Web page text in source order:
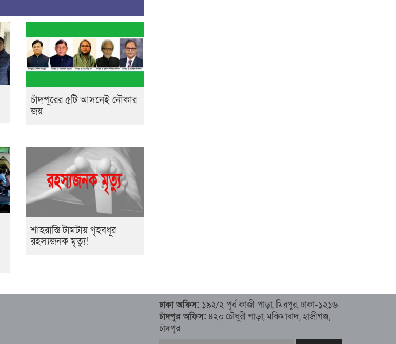
চাঁদপুরের ৫টি আসনেই নৌকার
জয়
শাহরাস্তি টামটায় গৃহবধূর
রহস্যজনক মৃত্যু!
ঢাকা অফিস: ১৯২/২ পূর্ব কাজী পাড়া, মিরপুর, ঢাকা-১২১৬
চাঁদপুর অফিস: ৪২০ চৌধুরী পাড়া, মকিমাবাদ, হাজীগঞ্জ,
চাঁদপুর